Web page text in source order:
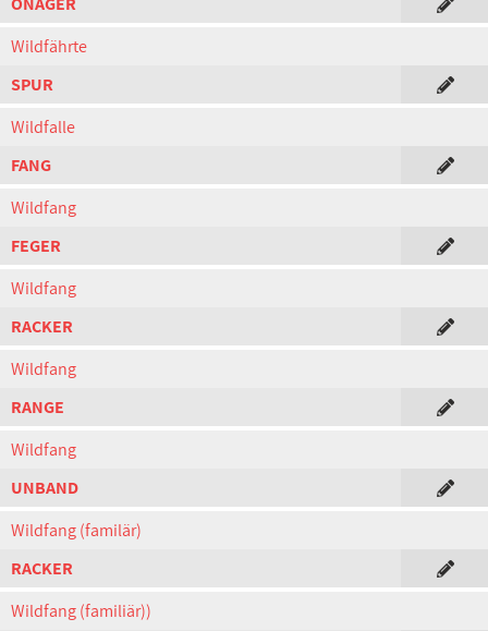
Wildfährte
SPUR
Wildfalle
FANG
Wildfang
FEGER
Wildfang
RACKER
Wildfang
RANGE
Wildfang
UNBAND
Wildfang (familär)
RACKER
Wildfang (familiär))